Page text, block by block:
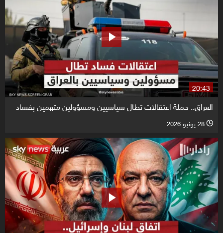
20:43
العراق.. حملة اعتقالات تطال سياسيين ومسؤولين متهمين بفساد
l 28 يونيو 2026